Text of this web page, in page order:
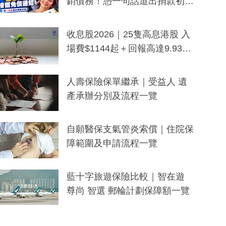
一度被誤當詐騙手段
收息股2026｜25隻高息港股 入
場費$1144起＋回報高達9.93
人壽保險保單繼承｜受益人 遺
產承辦分別及流程一覽
自願醫保支氣管炎索償｜住院保
障範圍及申請流程一覽
藍十字旅遊保險比較｜智在遊
尊尚 智選 郵輪計劃保障額一覽